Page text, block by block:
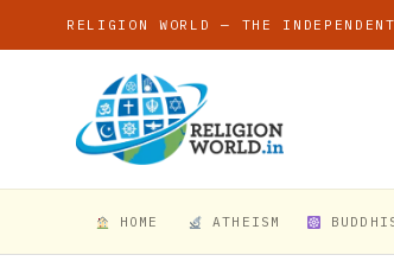
RELIGION WORLD — THE
HOME ATHEISM